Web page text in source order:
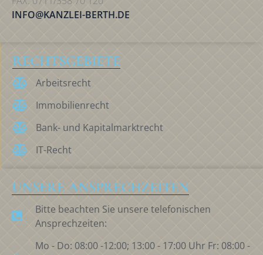
INFO@KANZLEI-BERTH.DE
RECHTSGEBIETE
Arbeitsrecht
Immobilienrecht
Bank- und Kapitalmarktrecht
IT-Recht
UNSERE ANSPRECHZEITEN
Bitte beachten Sie unsere telefonischen
Ansprechzeiten:
Mo - Do: 08:00 -12:00; 13:00 - 17:00 Uhr Fr: 08:00 -